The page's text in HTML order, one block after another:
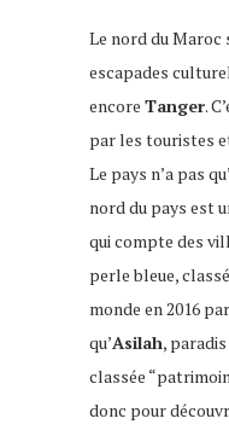
Le nord du Maroc
escapades
encore Tanger.
par les touristes
Le pays n’a pas
nord du pays est
qui compte des
perle bleue,
monde en 2016
qu’Asilah,
classée
donc pour